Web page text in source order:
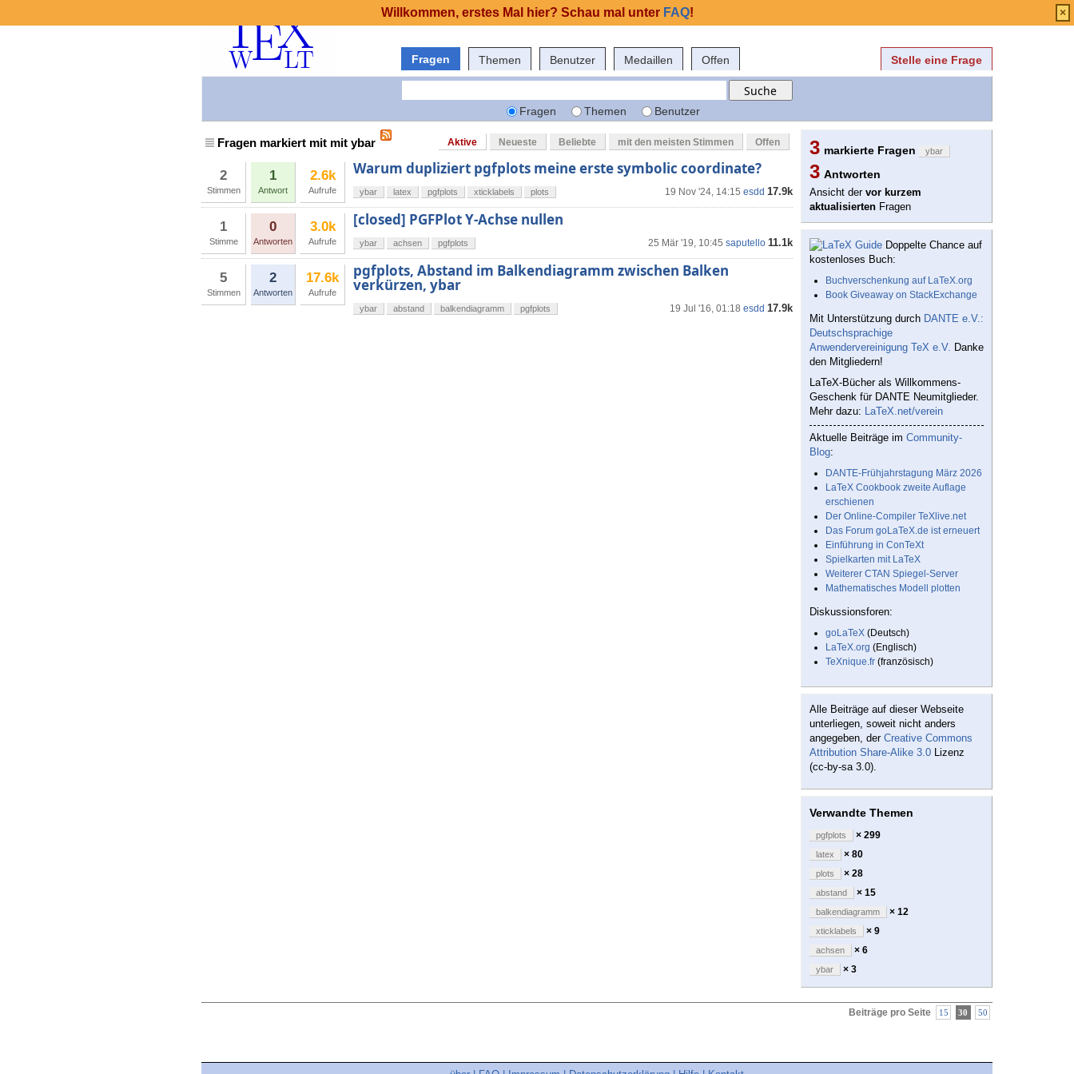
Fragen Themen Benutzer Medaillen Offen Stelle eine Frage
Fragen Themen Benutzer
Fragen markiert mit mit ybar Aktive Neueste Beliebte mit den meisten Stimmen Offen
2
Stimmen
1
Antwort
2.6k
Aufrufe
Warum dupliziert pgfplots meine erste symbolic coordinate?
19 Nov '24, 14:15 esdd 17.9k
ybar latex pgfplots xticklabels plots
1
Stimme
0
Antworten
3.0k
Aufrufe
[closed] PGFPlot Y-Achse nullen
25 Mär '19, 10:45 saputello 11.1k
ybar achsen pgfplots
5
Stimmen
2
Antworten
17.6k
Aufrufe
pgfplots, Abstand im Balkendiagramm zwischen Balken
verkürzen, ybar
19 Jul '16, 01:18 esdd 17.9k
ybar abstand balkendiagramm pgfplots
3 markierte Fragen ybar
3 Antworten
Ansicht der vor kurzem
aktualisierten Fragen
Doppelte Chance auf
kostenloses Buch:
Buchverschenkung auf LaTeX.org
Book Giveaway on StackExchange
Mit Unterstützung durch DANTE e.V.:
Deutschsprachige
Anwendervereinigung TeX e.V. Danke
den Mitgliedern!
LaTeX-Bücher als Willkommens-
Geschenk für DANTE Neumitglieder.
Mehr dazu: LaTeX.net/verein
Aktuelle Beiträge im Community-
Blog:
DANTE-Frühjahrstagung März 2026
LaTeX Cookbook zweite Auflage
erschienen
Der Online-Compiler TeXlive.net
Das Forum goLaTeX.de ist erneuert
Einführung in ConTeXt
Spielkarten mit LaTeX
Weiterer CTAN Spiegel-Server
Mathematisches Modell plotten
Diskussionsforen:
goLaTeX (Deutsch)
LaTeX.org (Englisch)
TeXnique.fr (französisch)
Alle Beiträge auf dieser Webseite
unterliegen, soweit nicht anders
angegeben, der Creative Commons
Attribution Share-Alike 3.0 Lizenz
(cc-by-sa 3.0).
Verwandte Themen
pgfplots × 299
latex × 80
plots × 28
abstand × 15
balkendiagramm × 12
xticklabels × 9
achsen × 6
ybar × 3
Beiträge pro Seite 15 30 50
Willkommen, erstes Mal hier? Schau mal unter FAQ! ×